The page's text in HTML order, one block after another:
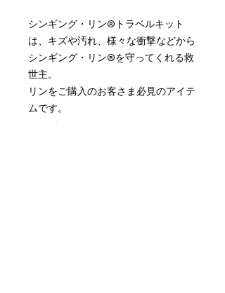
シンギング・リン®トラベルキット
は、キズや汚れ、様々な衝撃などから
シンギング・リン®を守ってくれる救
世主。
リンをご購入のお客さま必見のアイテ
ムです。